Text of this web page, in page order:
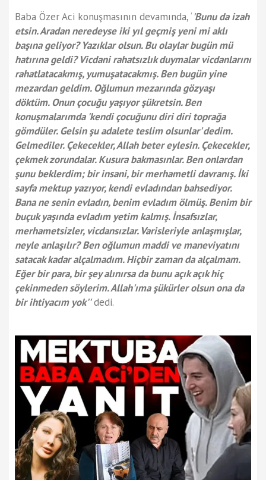
Baba Özer Aci konuşmasının devamında, ‘'Bunu da izah
etsin. Aradan neredeyse iki yıl geçmiş yeni mi aklı
başına geliyor? Yazıklar olsun. Bu olaylar bugün mü
hatırına geldi? Vicdani rahatsızlık duymalar vicdanlarını
rahatlatacakmış, yumuşatacakmış. Ben bugün yine
mezardan geldim. Oğlumun mezarında gözyaşı
döktüm. Onun çocuğu yaşıyor şükretsin. Ben
konuşmalarımda 'kendi çocuğunu diri diri toprağa
gömdüler. Gelsin şu adalete teslim olsunlar' dedim.
Gelmediler. Çekecekler, Allah beter eylesin. Çekecekler,
çekmek zorundalar. Kusura bakmasınlar. Ben onlardan
şunu beklerdim; bir insani, bir merhametli davranış. İki
sayfa mektup yazıyor, kendi evladından bahsediyor.
Bana ne senin evladın, benim evladım ölmüş. Benim bir
buçuk yaşında evladım yetim kalmış. İnsafsızlar,
merhametsizler, vicdansızlar. Varisleriyle anlaşmışlar,
neyle anlaşılır? Ben oğlumun maddi ve maneviyatını
satacak kadar alçalmadım. Hiçbir zaman da alçalmam.
Eğer bir para, bir şey alınırsa da bunu açık açık hiç
çekinmeden söylerim. Allah'ıma şükürler olsun ona da
bir ihtiyacım yok''dedi.